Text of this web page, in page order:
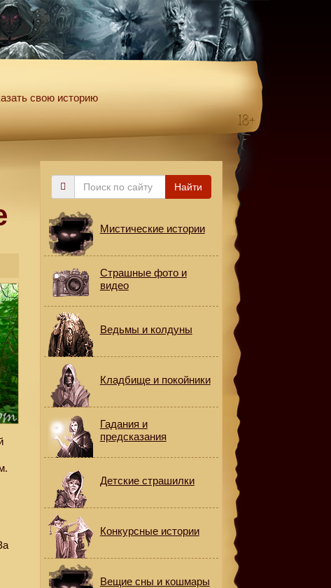
свою историю
Поиск
Найти
Мистические истории
Страшные фото и
видео
Ведьмы и колдуны
Кладбище и покойники
Гадания и
предсказания
Детские страшилки
Конкурсные истории
Вещие сны и кошмары